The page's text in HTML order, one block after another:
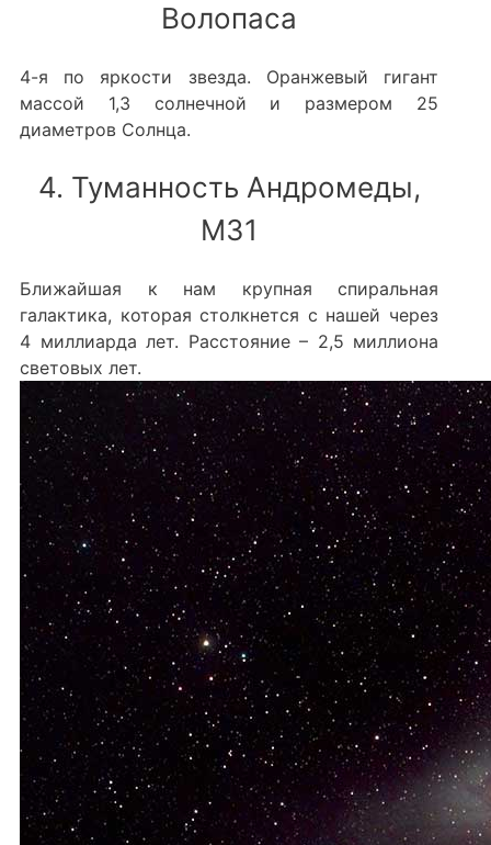
Волопаса
4-я по яркости звезда. Оранжевый гигант
массой 1,3 солнечной и размером 25
диаметров Солнца.
4. Туманность Андромеды,
M31
Ближайшая к нам крупная спиральная
галактика, которая столкнется с нашей через
4 миллиарда лет. Расстояние – 2,5 миллиона
световых лет.